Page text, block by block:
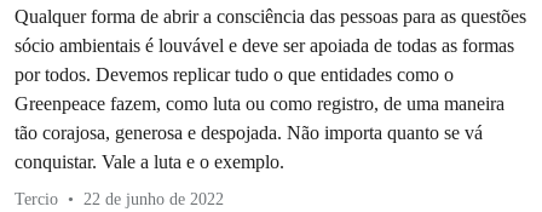
Qualquer forma de abrir a consciência das pessoas para as questões
sócio ambientais é louvável e deve ser apoiada de todas as formas
por todos. Devemos replicar tudo o que entidades como o
Greenpeace fazem, como luta ou como registro, de uma maneira
tão corajosa, generosa e despojada. Não importa quanto se vá
conquistar. Vale a luta e o exemplo.
Tercio 22 de junho de 2022